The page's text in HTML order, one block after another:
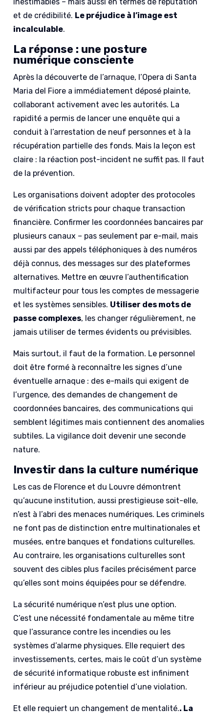
et de crédibilité. Le préjudice à l’image est
incalculable.
La réponse : une posture
numérique consciente
Après la découverte de l’arnaque, l’Opera di Santa
Maria del Fiore a immédiatement déposé plainte,
collaborant activement avec les autorités. La
rapidité a permis de lancer une enquête qui a
conduit à l’arrestation de neuf personnes et à la
récupération partielle des fonds. Mais la leçon est
claire : la réaction post-incident ne suffit pas. Il faut
de la prévention.
Les organisations doivent adopter des protocoles
de vérification stricts pour chaque transaction
financière. Confirmer les coordonnées bancaires par
plusieurs canaux – pas seulement par e-mail, mais
aussi par des appels téléphoniques à des numéros
déjà connus, des messages sur des plateformes
alternatives. Mettre en œuvre l’authentification
multifacteur pour tous les comptes de messagerie
et les systèmes sensibles. Utiliser des mots de
passe complexes, les changer régulièrement, ne
jamais utiliser de termes évidents ou prévisibles.
Mais surtout, il faut de la formation. Le personnel
doit être formé à reconnaître les signes d’une
éventuelle arnaque : des e-mails qui exigent de
l’urgence, des demandes de changement de
coordonnées bancaires, des communications qui
semblent légitimes mais contiennent des anomalies
subtiles. La vigilance doit devenir une seconde
nature.
Investir dans la culture numérique
Les cas de Florence et du Louvre démontrent
qu’aucune institution, aussi prestigieuse soit-elle,
n’est à l’abri des menaces numériques. Les criminels
ne font pas de distinction entre multinationales et
musées, entre banques et fondations culturelles.
Au contraire, les organisations culturelles sont
souvent des cibles plus faciles précisément parce
qu’elles sont moins équipées pour se défendre.
La sécurité numérique n’est plus une option.
C’est une nécessité fondamentale au même titre
que l’assurance contre les incendies ou les
systèmes d’alarme physiques. Elle requiert des
investissements, certes, mais le coût d’un système
de sécurité informatique robuste est infiniment
inférieur au préjudice potentiel d’une violation.
Et elle requiert un changement de mentalité.. La